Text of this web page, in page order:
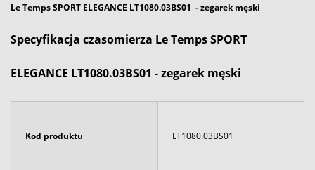
Le Temps SPORT ELEGANCE LT1080.03BS01 - zegarek męski
Specyfikacja czasomierza Le Temps SPORT
ELEGANCE LT1080.03BS01 - zegarek męski
Kod produktu LT1080.03BS01